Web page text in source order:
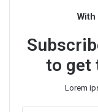
to get
Lorem